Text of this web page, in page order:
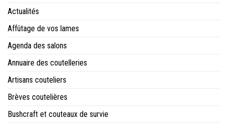
Actualités
Affûtage de vos lames
Agenda des salons
Annuaire des coutelleries
Artisans couteliers
Brèves coutelières
Bushcraft et couteaux de survie